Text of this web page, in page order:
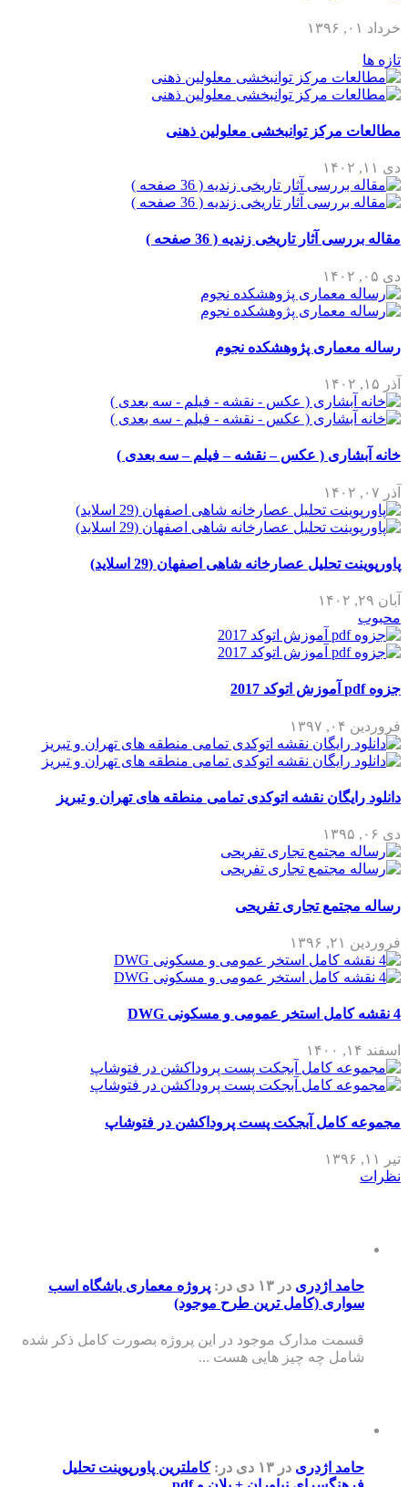
خرداد ۰۱, ۱۳۹۶
تازه ها
مطالعات مرکز توانبخشی معلولین ذهنی
دی ۱۱, ۱۴۰۲
مقاله بررسی آثار تاریخی زندیه ( 36 صفحه )
دی ۰۵, ۱۴۰۲
رساله معماری پژوهشکده نجوم
آذر ۱۵, ۱۴۰۲
خانه آبشاری ( عکس – نقشه – فیلم – سه بعدی )
آذر ۰۷, ۱۴۰۲
پاورپوینت تحلیل عصارخانه شاهی اصفهان (29 اسلاید)
آبان ۲۹, ۱۴۰۲
محبوب
جزوه pdf آموزش اتوکد 2017
فروردین ۰۴, ۱۳۹۷
دانلود رایگان نقشه اتوکدی تمامی منطقه های تهران و تبریز
دی ۰۶, ۱۳۹۵
رساله مجتمع تجاری تفریحی
فروردین ۲۱, ۱۳۹۶
4 نقشه کامل استخر عمومی و مسکونی DWG
اسفند ۱۴, ۱۴۰۰
مجموعه کامل آبجکت پست پروداکشن در فتوشاپ
تیر ۱۱, ۱۳۹۶
نظرات
حامد اژدری در ۱۳ دی در: پروژه معماری باشگاه اسب
سواری (کامل ترین طرح موجود)
قسمت مدارک موجود در این پروژه بصورت کامل ذکر شده
شامل چه چیز هایی هست ...
حامد اژدری در ۱۳ دی در:کاملترین پاورپوینت تحلیل